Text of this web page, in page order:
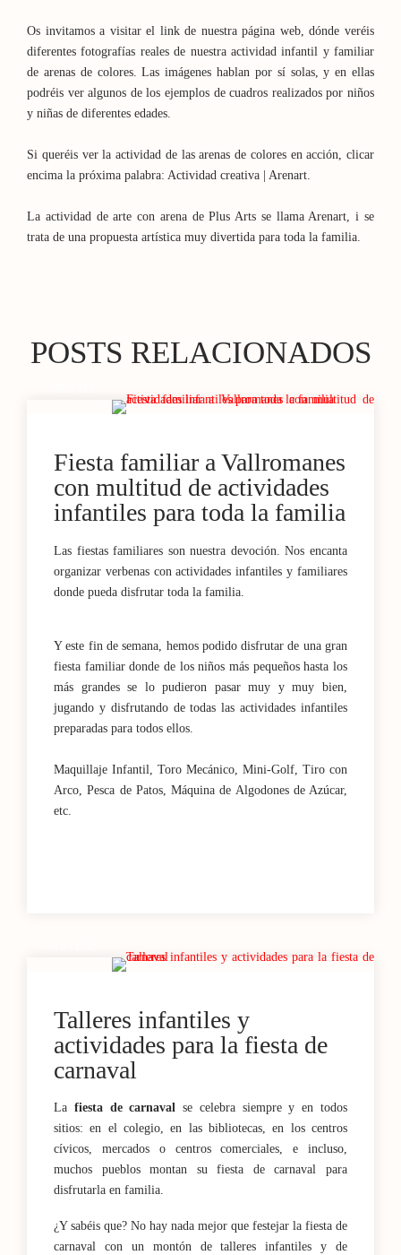
Os invitamos a visitar el link de nuestra página web, dónde veréis
diferentes fotografías reales de nuestra actividad infantil y familiar
de arenas de colores. Las imágenes hablan por sí solas, y en ellas
podréis ver algunos de los ejemplos de cuadros realizados por niños
y niñas de diferentes edades.
Si queréis ver la actividad de las arenas de colores en acción, clicar
encima la próxima palabra: Actividad creativa | Arenart.
La actividad de arte con arena de Plus Arts se llama Arenart, i se
trata de una propuesta artística muy divertida para toda la familia.
POSTS RELACIONADOS
Fiesta familiar a Vallromanes
con multitud de actividades
infantiles para toda la familia
Las fiestas familiares son nuestra devoción. Nos encanta
organizar verbenas con actividades infantiles y familiares
donde pueda disfrutar toda la familia.
Y este fin de semana, hemos podido disfrutar de una gran
fiesta familiar donde de los niños más pequeños hasta los
más grandes se lo pudieron pasar muy y muy bien,
jugando y disfrutando de todas las actividades infantiles
preparadas para todos ellos.
Maquillaje Infantil, Toro Mecánico, Mini-Golf, Tiro con
Arco, Pesca de Patos, Máquina de Algodones de Azúcar,
etc.
Talleres infantiles y
actividades para la fiesta de
carnaval
La fiesta de carnaval se celebra siempre y en todos
sitios: en el colegio, en las bibliotecas, en los centros
cívicos, mercados o centros comerciales, e incluso,
muchos pueblos montan su fiesta de carnaval para
disfrutarla en familia.
¿Y sabéis que? No hay nada mejor que festejar la fiesta de
carnaval con un montón de talleres infantiles y de